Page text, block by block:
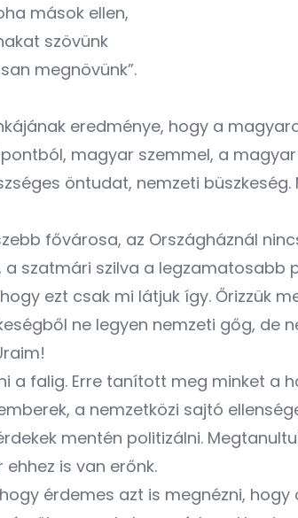
mások ellen,
szövünk
megnövünk”.
eredménye, hogy a
magyar szemmel, a
öntudat, nemzeti
fővárosa, az Országháznál
a szatmári szilva a
ezt csak mi látjuk így. Őrizzük
ne legyen nemzeti gőg, de
a falig. Erre tanított meg minket
a nemzetközi sajtó
mentén politizálni.
is van erőnk.
érdemes azt is megnézni,